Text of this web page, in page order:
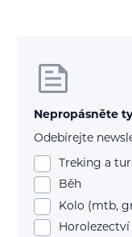
Nepropásněte
Odebírejte
Treking a
Běh
Kolo (mtb,
Horolezectví